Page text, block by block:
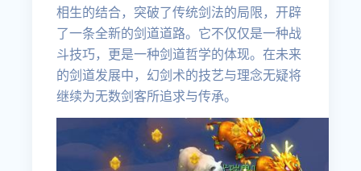
相生的结合，突破了传统剑法的局限，开辟
了一条全新的剑道道路。它不仅仅是一种战
斗技巧，更是一种剑道哲学的体现。在未来
的剑道发展中，幻剑术的技艺与理念无疑将
继续为无数剑客所追求与传承。